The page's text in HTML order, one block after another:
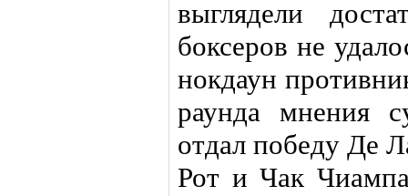
выглядели
боксеров не
нокдаун
раунда мнения
отдал победу Де
Рот и Чак